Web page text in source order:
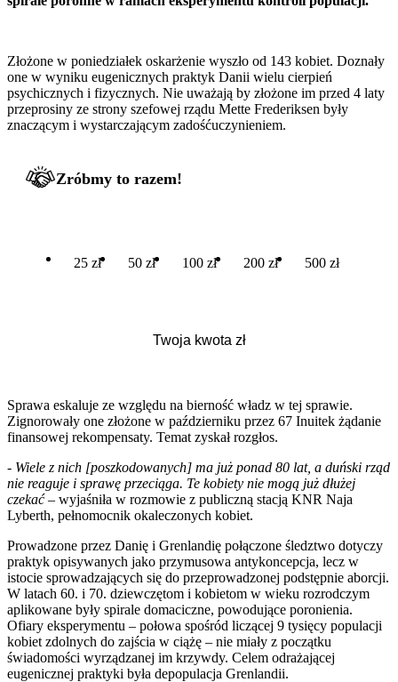
Złożone w poniedziałek oskarżenie wyszło od 143 kobiet. Doznały
one w wyniku eugenicznych praktyk Danii wielu cierpień
psychicznych i fizycznych. Nie uważają by złożone im przed 4 laty
przeprosiny ze strony szefowej rządu Mette Frederiksen były
znaczącym i wystarczającym zadośćuczynieniem.
Zróbmy to razem!
25 zł 50 zł 100 zł 200 zł 500 zł
Sprawa eskaluje ze względu na bierność władz w tej sprawie.
Zignorowały one złożone w październiku przez 67 Inuitek żądanie
finansowej rekompensaty. Temat zyskał rozgłos.
- Wiele z nich [poszkodowanych] ma już ponad 80 lat, a duński rząd
nie reaguje i sprawę przeciąga. Te kobiety nie mogą już dłużej
czekać – wyjaśniła w rozmowie z publiczną stacją KNR Naja
Lyberth, pełnomocnik okaleczonych kobiet.
Prowadzone przez Danię i Grenlandię połączone śledztwo dotyczy
praktyk opisywanych jako przymusowa antykoncepcja, lecz w
istocie sprowadzających się do przeprowadzonej podstępnie aborcji.
W latach 60. i 70. dziewczętom i kobietom w wieku rozrodczym
aplikowane były spirale domaciczne, powodujące poronienia.
Ofiary eksperymentu – połowa spośród liczącej 9 tysięcy populacji
kobiet zdolnych do zajścia w ciążę – nie miały z początku
świadomości wyrządzanej im krzywdy. Celem odrażającej
eugenicznej praktyki była depopulacja Grenlandii.